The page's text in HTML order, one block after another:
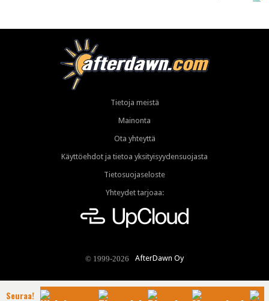
Tietoja meistä
Mainonta
Ota yhteyttä
Käyttöehdot ja tietoa yksityisyydensuojasta
Tietosuojaseloste
Yhteydet tarjoaa:
© 1999-2026 AfterDawn Oy
Seuraa!